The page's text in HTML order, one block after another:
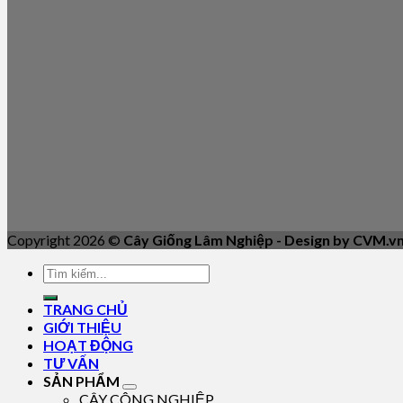
Copyright 2026 © Cây Giống Lâm Nghiệp - Design by
TRANG CHỦ
GIỚI THIỆU
HOẠT ĐỘNG
TƯ VẤN
SẢN PHẨM
CÂY CÔNG NGHIỆP